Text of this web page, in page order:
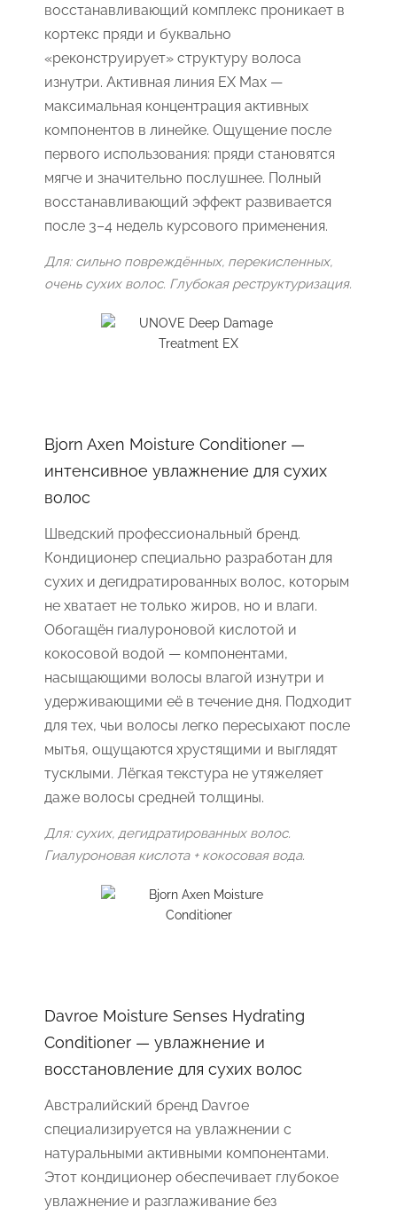
восстанавливающий комплекс проникает в
кортекс пряди и буквально
«реконструирует» структуру волоса
изнутри. Активная линия EX Max —
максимальная концентрация активных
компонентов в линейке. Ощущение после
первого использования: пряди становятся
мягче и значительно послушнее. Полный
восстанавливающий эффект развивается
после 3–4 недель курсового применения.
Для: сильно повреждённых, перекисленных,
очень сухих волос. Глубокая реструктуризация.
Bjorn Axen Moisture Conditioner —
интенсивное увлажнение для сухих
волос
Шведский профессиональный бренд.
Кондиционер специально разработан для
сухих и дегидратированных волос, которым
не хватает не только жиров, но и влаги.
Обогащён гиалуроновой кислотой и
кокосовой водой — компонентами,
насыщающими волосы влагой изнутри и
удерживающими её в течение дня. Подходит
для тех, чьи волосы легко пересыхают после
мытья, ощущаются хрустящими и выглядят
тусклыми. Лёгкая текстура не утяжеляет
даже волосы средней толщины.
Для: сухих, дегидратированных волос.
Гиалуроновая кислота + кокосовая вода.
Davroe Moisture Senses Hydrating
Conditioner — увлажнение и
восстановление для сухих волос
Австралийский бренд Davroe
специализируется на увлажнении с
натуральными активными компонентами.
Этот кондиционер обеспечивает глубокое
увлажнение и разглаживание без